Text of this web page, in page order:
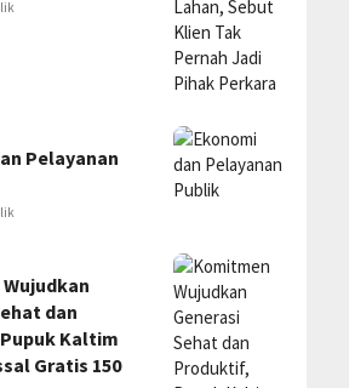
Pelayanan
dan
Kaltim
Gratis 150